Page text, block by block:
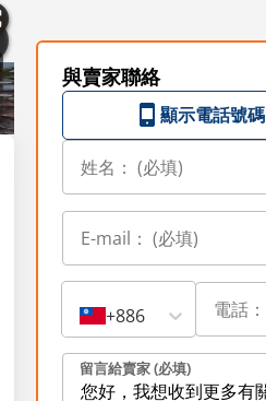
與賣家聯絡
顯示電話號碼
+886
留言給賣家 (必填)